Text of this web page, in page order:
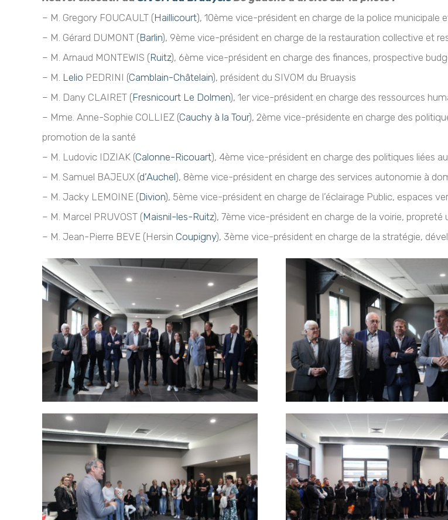
– M. Gregory FOUCAULT (Haillicourt), 10ème vice-président en charge de la police municipale
– M. Gérard DUMONT (Barlin), 9ème vice-président en charge de la restauration collective et
– M. Arnaud MONTEWIS (Ruitz), 6ème vice-président en charge des finances, prospective
– M. Lelio PEDRINI (Camblain-Châtelain), président du SIVOM du Bruaysis
– M. Dany CLAIRET (Fresnicourt Le Dolmen), 1er vice-président en charge des ressources
– Mme. Anne-Sophie COLLIEZ (Cauchy à la Tour), 2ème vice-présidente en charge des
promotion de la santé
– M. Ludovic IDZIAK (Calonne-Ricouart), 4ème vice-président en charge des politiques liées
– M. Samuel BAJEUX (d’Auchel), 8ème vice-président en charge des services autonomie à
– M. Jacky LEMOINE (Divion), 5ème vice-président en charge de l’éclairage Public, espaces
– M. Marcel PRUVOST (Maisnil-les-Ruitz), 7ème vice-président en charge de la voirie,
– M. Jean-Pierre BEVE (Hersin Coupigny), 3ème vice-président en charge de la stratégie,